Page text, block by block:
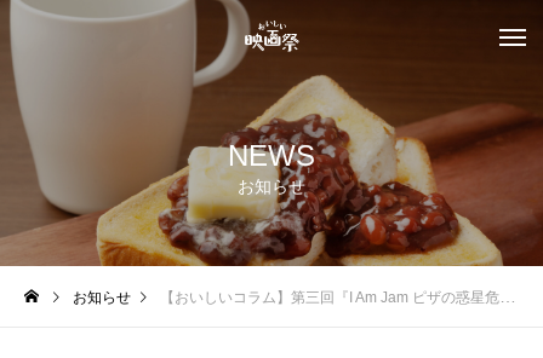
NEWS
お知らせ
お知らせ 【おいしいコラム】第三回『I Am Jam ピザの惑星危機一髪!』